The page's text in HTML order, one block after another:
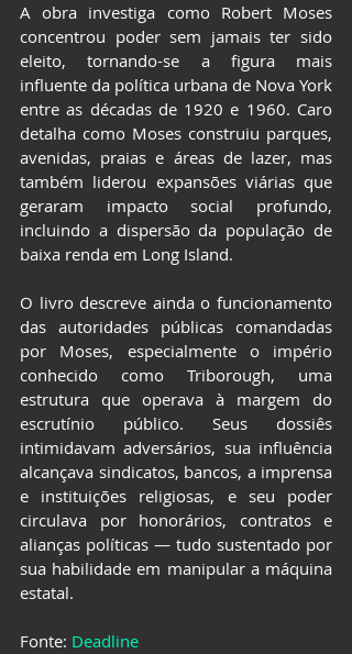
A obra investiga como Robert Moses
concentrou poder sem jamais ter sido
eleito, tornando-se a figura mais
influente da política urbana de Nova York
entre as décadas de 1920 e 1960. Caro
detalha como Moses construiu parques,
avenidas, praias e áreas de lazer, mas
também liderou expansões viárias que
geraram impacto social profundo,
incluindo a dispersão da população de
baixa renda em Long Island.
O livro descreve ainda o funcionamento
das autoridades públicas comandadas
por Moses, especialmente o império
conhecido como Triborough, uma
estrutura que operava à margem do
escrutínio público. Seus dossiês
intimidavam adversários, sua influência
alcançava sindicatos, bancos, a imprensa
e instituições religiosas, e seu poder
circulava por honorários, contratos e
alianças políticas — tudo sustentado por
sua habilidade em manipular a máquina
estatal.
Fonte: Deadline